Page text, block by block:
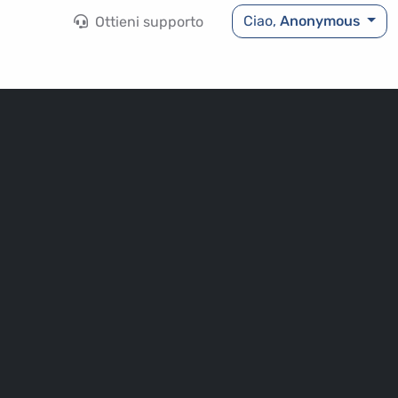
Ottieni supporto Ciao,Anonymous